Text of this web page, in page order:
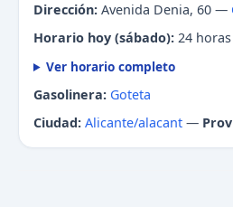
Dirección: Avenida Denia, 60 —
Horario hoy (sábado): 24 horas
Ver horario completo
Gasolinera: Goteta
Ciudad: Alicante/alacant —